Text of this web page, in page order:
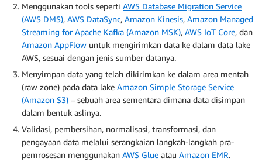
Menggunakan tools seperti AWS Database Migration Service
(AWS DMS), AWS DataSync, Amazon Kinesis, Amazon Managed
Streaming for Apache Kafka (Amazon MSK), AWS IoT Core, dan
Amazon AppFlow untuk mengirimkan data ke dalam data lake
AWS, sesuai dengan jenis sumber datanya.
Menyimpan data yang telah dikirimkan ke dalam area mentah
(raw zone) pada data lake Amazon Simple Storage Service
(Amazon S3) – sebuah area sementara dimana data disimpan
dalam bentuk aslinya.
Validasi, pembersihan, normalisasi, transformasi, dan
pengayaan data melalui serangkaian langkah-langkah pra-
pemrosesan menggunakan AWS Glue atau Amazon EMR.